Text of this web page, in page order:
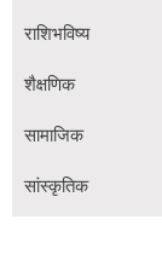
राशिभविष्य
शैक्षणिक
सामाजिक
सांस्कृतिक